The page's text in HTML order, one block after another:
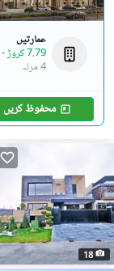
عمارتیں
7.79 کروڑ
-
4 مرلہ
محفوظ کریں
18